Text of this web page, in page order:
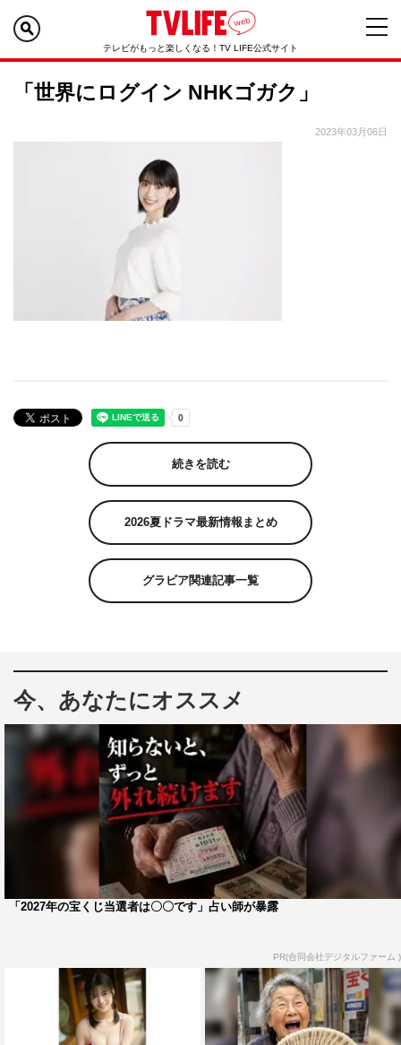
テレビがもっと楽しくなる！TV LIFE公式サイト
「世界にログイン NHKゴガク」
2023年03月06日
続きを読む
2026夏ドラマ最新情報まとめ
グラビア関連記事一覧
今、あなたにオススメ
「2027年の宝くじ当選者は〇〇です」占い師が暴露
PR(合同会社デジタルファーム )